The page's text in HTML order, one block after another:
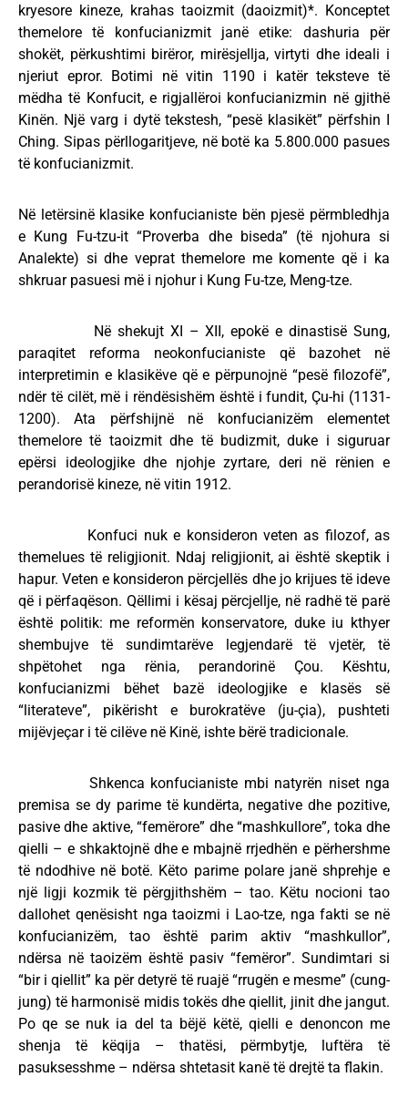
kryesore kineze, krahas taoizmit (daoizmit)*. Konceptet
themelore të konfucianizmit janë etike: dashuria për
shokët, përkushtimi birëror, mirësjellja, virtyti dhe ideali i
njeriut epror. Botimi në vitin 1190 i katër teksteve të
mëdha të Konfucit, e rigjallëroi konfucianizmin në gjithë
Kinën. Një varg i dytë tekstesh, “pesë klasikët” përfshin I
Ching. Sipas përllogaritjeve, në botë ka 5.800.000 pasues
të konfucianizmit.
Në letërsinë klasike konfucianiste bën pjesë përmbledhja
e Kung Fu-tzu-it “Proverba dhe biseda” (të njohura si
Analekte) si dhe veprat themelore me komente që i ka
shkruar pasuesi më i njohur i Kung Fu-tze, Meng-tze.
Në shekujt XI – XII, epokë e dinastisë Sung,
paraqitet reforma neokonfucianiste që bazohet në
interpretimin e klasikëve që e përpunojnë “pesë filozofë”,
ndër të cilët, më i rëndësishëm është i fundit, Çu-hi (1131-
1200). Ata përfshijnë në konfucianizëm elementet
themelore të taoizmit dhe të budizmit, duke i siguruar
epërsi ideologjike dhe njohje zyrtare, deri në rënien e
perandorisë kineze, në vitin 1912.
Konfuci nuk e konsideron veten as filozof, as
themelues të religjionit. Ndaj religjionit, ai është skeptik i
hapur. Veten e konsideron përcjellës dhe jo krijues të ideve
që i përfaqëson. Qëllimi i kësaj përcjellje, në radhë të parë
është politik: me reformën konservatore, duke iu kthyer
shembujve të sundimtarëve legjendarë të vjetër, të
shpëtohet nga rënia, perandorinë Çou. Kështu,
konfucianizmi bëhet bazë ideologjike e klasës së
“literateve”, pikërisht e burokratëve (ju-çia), pushteti
mijëvjeçar i të cilëve në Kinë, ishte bërë tradicionale.
Shkenca konfucianiste mbi natyrën niset nga
premisa se dy parime të kundërta, negative dhe pozitive,
pasive dhe aktive, “femërore” dhe “mashkullore”, toka dhe
qielli – e shkaktojnë dhe e mbajnë rrjedhën e përhershme
të ndodhive në botë. Këto parime polare janë shprehje e
një ligji kozmik të përgjithshëm – tao. Këtu nocioni tao
dallohet qenësisht nga taoizmi i Lao-tze, nga fakti se në
konfucianizëm, tao është parim aktiv “mashkullor”,
ndërsa në taoizëm është pasiv “femëror”. Sundimtari si
“bir i qiellit” ka për detyrë të ruajë “rrugën e mesme” (cung-
jung) të harmonisë midis tokës dhe qiellit, jinit dhe jangut.
Po qe se nuk ia del ta bëjë këtë, qielli e denoncon me
shenja të këqija – thatësi, përmbytje, luftëra të
pasuksesshme – ndërsa shtetasit kanë të drejtë ta flakin.